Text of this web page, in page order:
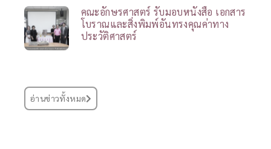
คณะอักษรศาสตร์ รับมอบหนังสือ เอกสาร
โบราณและสิ่งพิมพ์อันทรงคุณค่าทาง
ประวัติศาสตร์
อ่านข่าวทั้งหมด